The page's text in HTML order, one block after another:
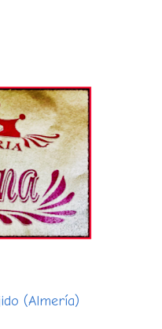
(Almería)